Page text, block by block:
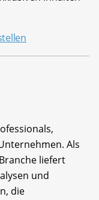
Als
liefert
und
die